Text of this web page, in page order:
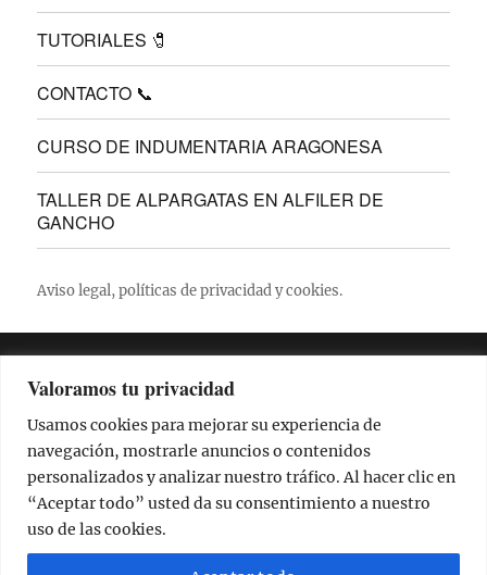
Valoramos tu privacidad
Usamos cookies para mejorar su experiencia de
navegación, mostrarle anuncios o contenidos
personalizados y analizar nuestro tráfico. Al hacer clic en
“Aceptar todo” usted da su consentimiento a nuestro
uso de las cookies.
TUTORIALES 🧷
CONTACTO 📞
CURSO DE INDUMENTARIA ARAGONESA
TALLER DE ALPARGATAS EN ALFILER DE
GANCHO
Aviso legal, políticas deprivacidadycookies.
Deprecated
: trim(): Passing null to parameter #1
/homepages/41/d346718336/htdocs/alfilerdegancho/wp-
content/plugins/adapta-rgpd/lib/vendor/Mustache/Tokenizer.php
on line110
Aviso Legal